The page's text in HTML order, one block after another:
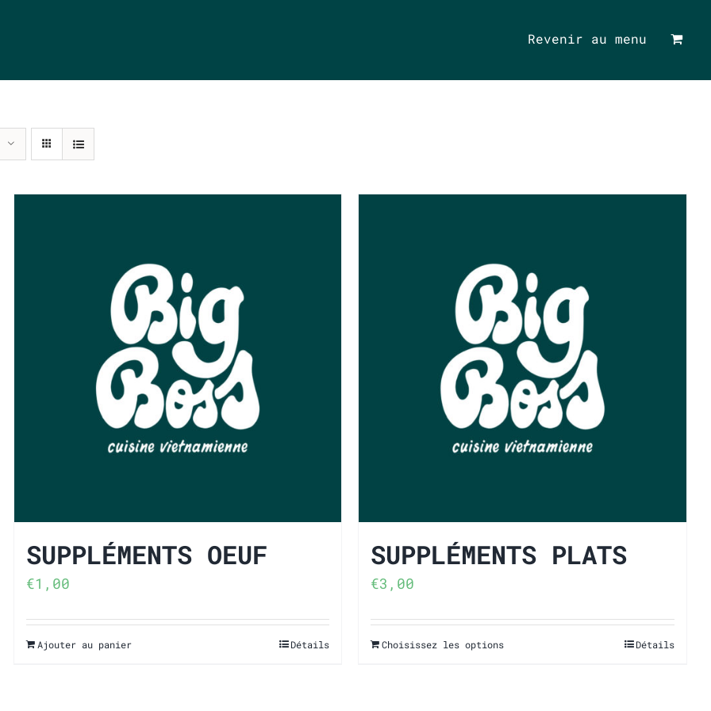
Revenir au menu
SUP­PLÉ­MENTS OEUF
€1,00
Ajouter au panier Détails
SUP­PLÉ­MENTS PLATS
€3,00
Choisissez les options Détails